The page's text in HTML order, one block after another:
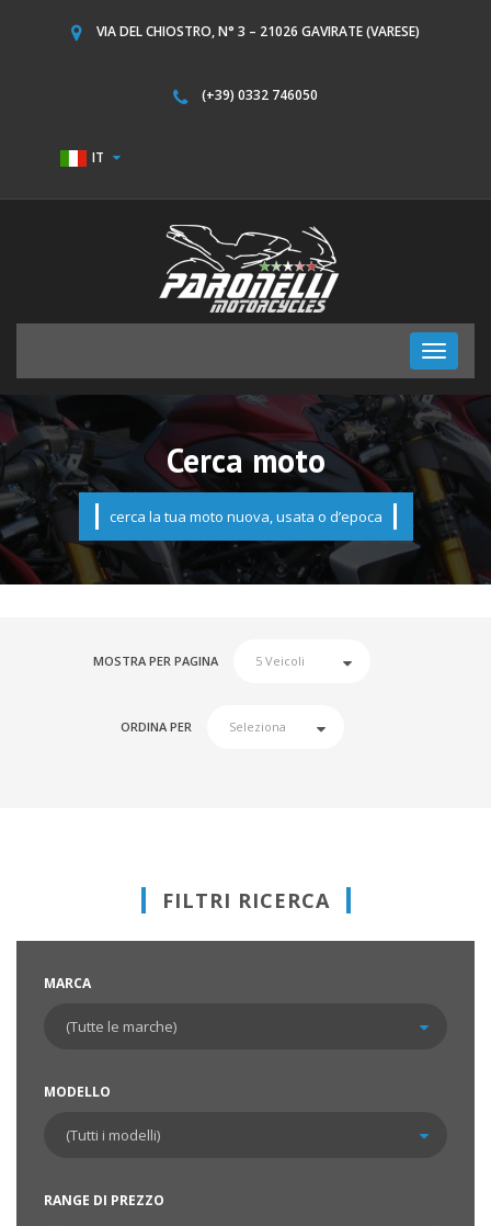
VIA DEL CHIOSTRO, N° 3 – 21026 GAVIRATE (VARESE)
(+39) 0332 746050
IT
Toggle
Cerca moto
cerca la tua moto nuova, usata o d’epoca
MOSTRA PER PAGINA
ORDINA PER
FILTRI RICERCA
MARCA
MODELLO
RANGE DI PREZZO